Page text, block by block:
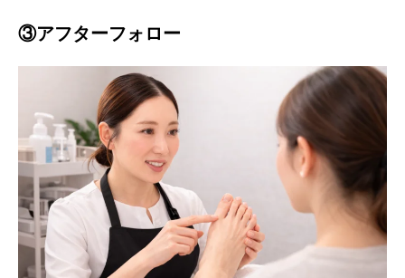
③アフターフォロー